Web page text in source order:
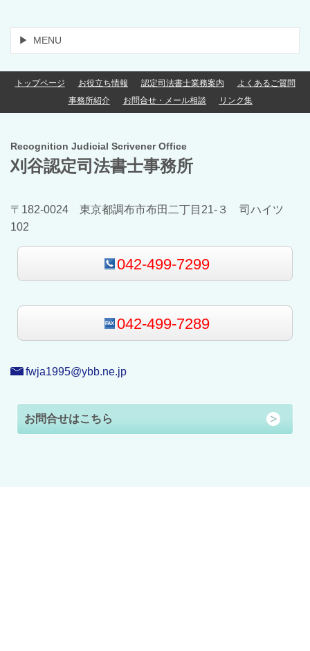
MENU
トップページ お役立ち情報 認定司法書士業務案内
よくあるご質問
事務所紹介
お問合せ・メール相談 リンク集
Recognition Judicial Scrivener Office
刈谷認定司法書士事務所
〒182-0024 東京都調布市布田二丁目21-３ 司ハイツ
102
042-499-7299
042-499-7289
fwja1995@ybb.ne.jp
お問合せはこちら